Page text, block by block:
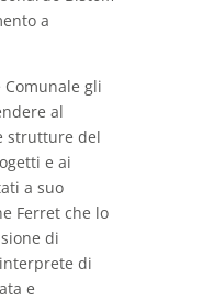
a
Comunale gli
al
strutture del
e ai
a suo
Ferret che lo
di
di
e